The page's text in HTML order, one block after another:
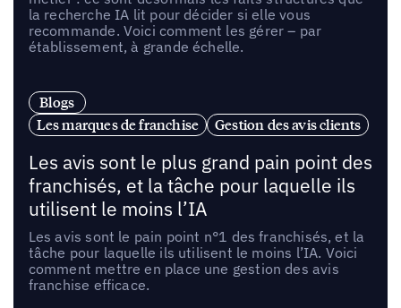
la recherche IA lit pour décider si elle vous
recommande. Voici comment les gérer – par
établissement, à grande échelle.
Blogs
Les marques de franchise
Gestion des avis clients
Les avis sont le plus grand pain point des
franchisés, et la tâche pour laquelle ils
utilisent le moins l’IA
Les avis sont le pain point n°1 des franchisés, et la
tâche pour laquelle ils utilisent le moins l’IA. Voici
comment mettre en place une gestion des avis
franchise efficace.